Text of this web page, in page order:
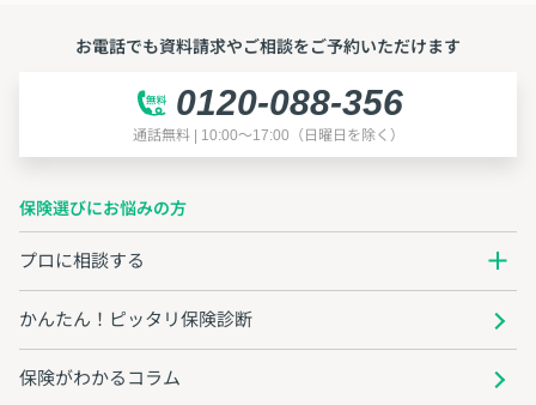
お電話でも資料請求やご相談をご予約いただけます
0120-088-356
通話無料 | 10:00～17:00（日曜日を除く）
保険選びにお悩みの方
プロに相談する
かんたん！ピッタリ保険診断
保険がわかるコラム